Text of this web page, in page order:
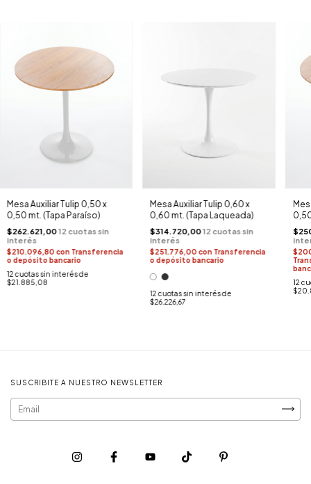
Mesa Auxiliar Tulip 0,50 x
0,50 mt. (Tapa Paraíso)
$262.621,00
$210.096,80 con Transferencia
o depósito bancario
12 cuotas sin interés de
$21.885,08
Mesa Auxiliar Tulip 0,60 x
0,60 mt. (Tapa Laqueada)
$314.720,00
$251.776,00 con Transferencia
o depósito bancario
12 cuotas sin interés de
$26.226,67
12
SUSCRIBITE A NUESTRO NEWSLETTER